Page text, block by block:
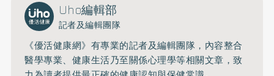
Uho編輯部
記者及編輯團隊
《優活健康網》有專業的記者及編輯團隊，內容整合
醫學專業、健康生活乃至關係心理學等相關文章，致